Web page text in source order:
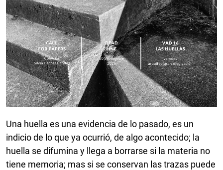
Una huella es una evidencia de lo pasado, es un
indicio de lo que ya ocurrió, de algo acontecido; la
huella se difumina y llega a borrarse si la materia no
tiene memoria; mas si se conservan las trazas puede